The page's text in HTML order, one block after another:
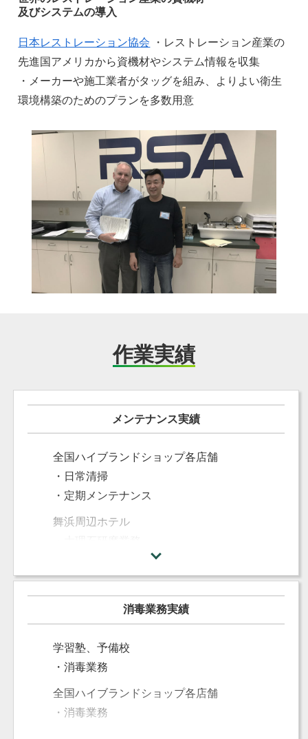
及びシステムの導入
日本レストレーション協会 ・レストレーション産業の
先進国アメリカから資機材やシステム情報を収集
・メーカーや施工業者がタッグを組み、よりよい衛生
環境構築のためのプランを多数用意
作業実績
メンテナンス実績
全国ハイブランドショップ各店舗
・日常清掃
・定期メンテナンス
舞浜周辺ホテル
・バスルームクリーニング
・カーペットクリーニング
・大理石研磨
・ガラスクリーニング他
・定期メンテナンス
空港ラウンジ
・カーペットクリーニング
消毒業務実績
学習塾、予備校
・消毒業務
全国ハイブランドショップ各店舗
・消毒業務